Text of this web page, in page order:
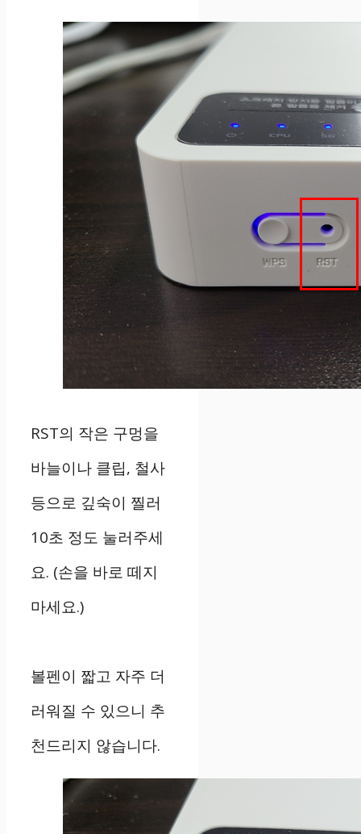
RST의 작은 구멍을
바늘이나 클립, 철사
등으로 깊숙이 찔러
10초 정도 눌러주세
요. (손을 바로 떼지
마세요.)
볼펜이 짧고 자주 더
러워질 수 있으니 추
천드리지 않습니다.